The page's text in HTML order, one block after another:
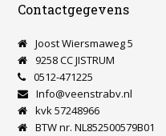
Contactgegevens
Joost Wiersmaweg 5
9258 CC JISTRUM
0512-471225
Info@veenstrabv.nl
kvk 57248966
BTW nr. NL852500579B01